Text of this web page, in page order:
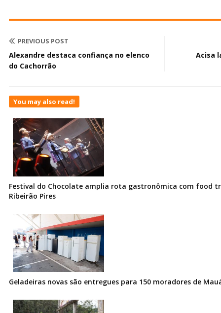
PREVIOUS POST
Alexandre destaca confiança no elenco
do Cachorrão
Acisa
You may also read!
Festival do Chocolate amplia rota gastronômica com food
Ribeirão Pires
Geladeiras novas são entregues para 150 moradores de